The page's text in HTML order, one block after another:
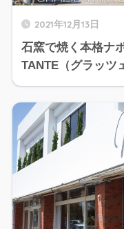
2021年12月13日
石窯で焼く本格ナ
TANTE（グラッツ